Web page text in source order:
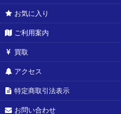
お気に入り
ご利用案内
買取
アクセス
特定商取引法表示
お問い合わせ